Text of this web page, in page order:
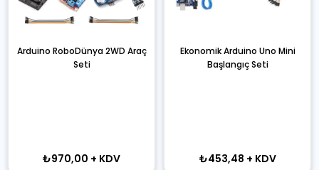
Arduino RoboDünya 2WD Araç
Seti
₺970,00 + KDV
Ekonomik Arduino Uno Mini
Başlangıç Seti
₺453,48 + KDV